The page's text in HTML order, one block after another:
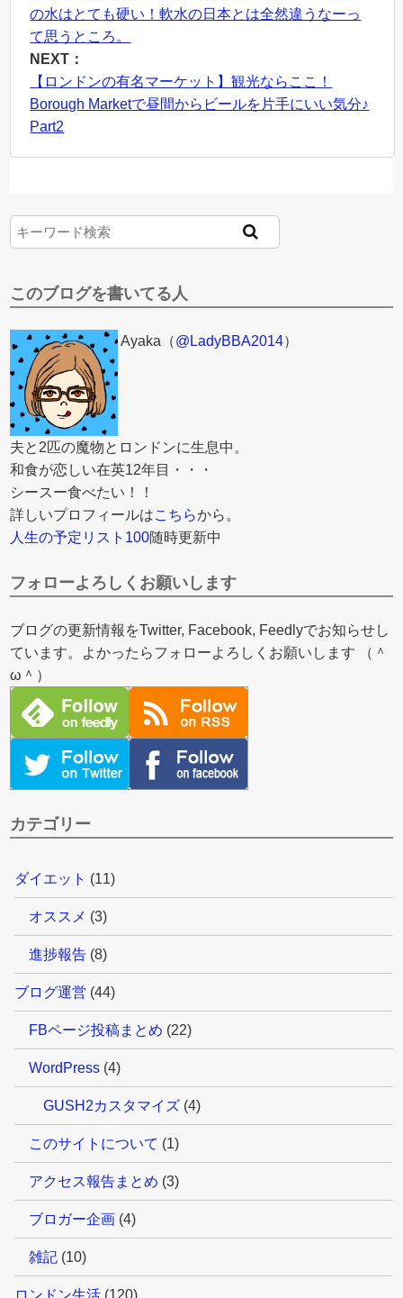
の水はとても硬い！軟水の日本とは全然違うなーっ
て思うところ。
NEXT：
【ロンドンの有名マーケット】観光ならここ！
Borough Marketで昼間からビールを片手にいい気分♪
Part2
このブログを書いてる人
Ayaka（@LadyBBA2014）
夫と2匹の魔物とロンドンに生息中。
和食が恋しい在英12年目・・・
シースー食べたい！！
詳しいプロフィールはこちらから。
人生の予定リスト100随時更新中
フォローよろしくお願いします
ブログの更新情報をTwitter, Facebook, Feedlyでお知らせし
ています。よかったらフォローよろしくお願いします （＾
ω＾）
カテゴリー
ダイエット (11)
オススメ (3)
進捗報告 (8)
ブログ運営 (44)
FBページ投稿まとめ (22)
WordPress (4)
GUSH2カスタマイズ (4)
このサイトについて (1)
アクセス報告まとめ (3)
ブロガー企画 (4)
雑記 (10)
ロンドン生活 (120)